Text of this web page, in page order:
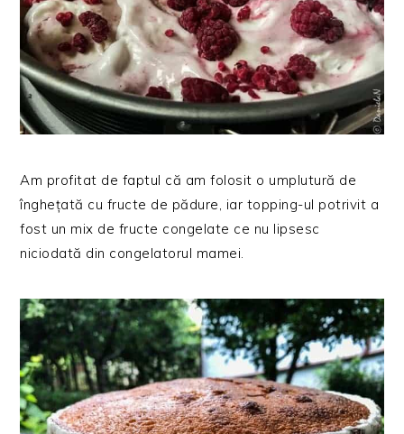
Am profitat de faptul că am folosit o umplutură de
înghețată cu fructe de pădure, iar topping-ul potrivit a
fost un mix de fructe congelate ce nu lipsesc
niciodată din congelatorul mamei.